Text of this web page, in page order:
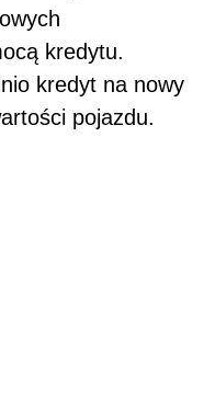
kredytu.
kredyt na nowy
pojazdu.